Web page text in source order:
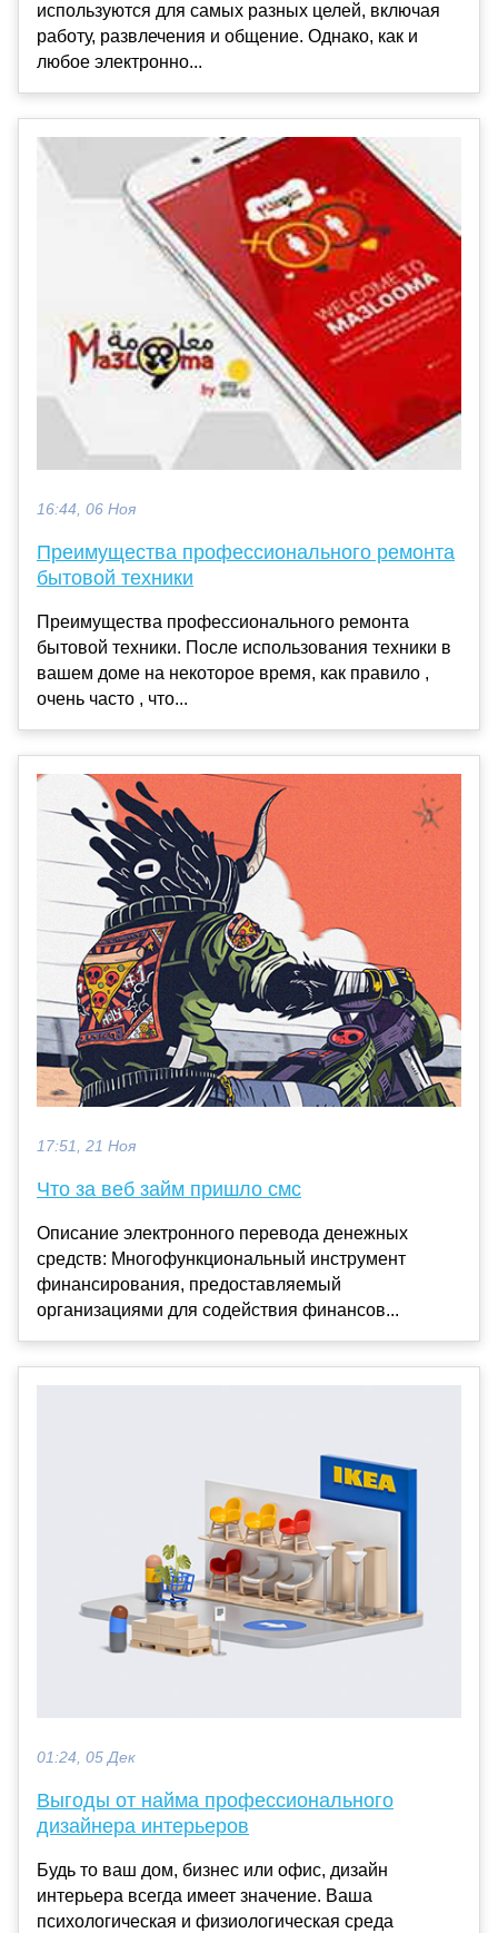
используются для самых разных целей, включая
работу, развлечения и общение. Однако, как и
любое электронно...
16:44, 06 Ноя
Преимущества профессионального ремонта
бытовой техники
Преимущества профессионального ремонта
бытовой техники. После использования техники в
вашем доме на некоторое время, как правило ,
очень часто , что...
17:51, 21 Ноя
Что за веб займ пришло смс
Описание электронного перевода денежных
средств: Многофункциональный инструмент
финансирования, предоставляемый
организациями для содействия финансов...
01:24, 05 Дек
Выгоды от найма профессионального
дизайнера интерьеров
Будь то ваш дом, бизнес или офис, дизайн
интерьера всегда имеет значение. Ваша
психологическая и физиологическая среда